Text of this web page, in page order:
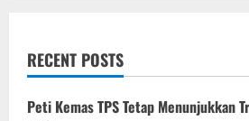
RECENT POSTS
Peti Kemas TPS Tetap Menunjukkan